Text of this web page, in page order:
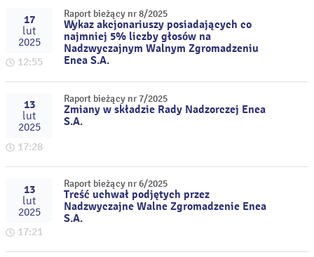
17
lut
2025
12:55
Raport bieżący nr 8/2025
Wykaz akcjonariuszy posiadających co
najmniej 5% liczby głosów na
Nadzwyczajnym Walnym Zgromadzeniu
Enea S.A.
13
lut
2025
17:28
Raport bieżący nr 7/2025
Zmiany w składzie Rady Nadzorczej Enea
S.A.
13
lut
2025
17:21
Raport bieżący nr 6/2025
Treść uchwał podjętych przez
Nadzwyczajne Walne Zgromadzenie Enea
S.A.